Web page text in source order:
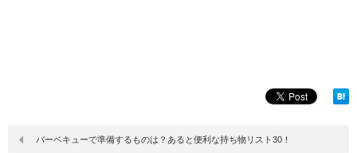
バーベキューで準備するものは？あると便利な持ち物リスト30！